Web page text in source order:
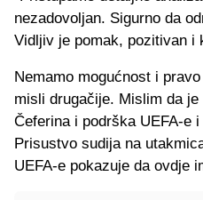
nezadovoljan. Sigurno da
Vidljiv je pomak, pozitivan i
Nemamo mogućnost i
misli drugačije. Mislim da
Čeferina i podrška UEFA-e
Prisustvo sudija na
UEFA-e pokazuje da ovdje